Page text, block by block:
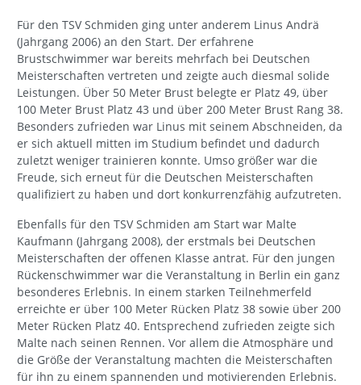
Für den TSV Schmiden ging unter anderem Linus Andrä
(Jahrgang 2006) an den Start. Der erfahrene
Brustschwimmer war bereits mehrfach bei Deutschen
Meisterschaften vertreten und zeigte auch diesmal solide
Leistungen. Über 50 Meter Brust belegte er Platz 49, über
100 Meter Brust Platz 43 und über 200 Meter Brust Rang 38.
Besonders zufrieden war Linus mit seinem Abschneiden, da
er sich aktuell mitten im Studium befindet und dadurch
zuletzt weniger trainieren konnte. Umso größer war die
Freude, sich erneut für die Deutschen Meisterschaften
qualifiziert zu haben und dort konkurrenzfähig aufzutreten.
Ebenfalls für den TSV Schmiden am Start war Malte
Kaufmann (Jahrgang 2008), der erstmals bei Deutschen
Meisterschaften der offenen Klasse antrat. Für den jungen
Rückenschwimmer war die Veranstaltung in Berlin ein ganz
besonderes Erlebnis. In einem starken Teilnehmerfeld
erreichte er über 100 Meter Rücken Platz 38 sowie über 200
Meter Rücken Platz 40. Entsprechend zufrieden zeigte sich
Malte nach seinen Rennen. Vor allem die Atmosphäre und
die Größe der Veranstaltung machten die Meisterschaften
für ihn zu einem spannenden und motivierenden Erlebnis.